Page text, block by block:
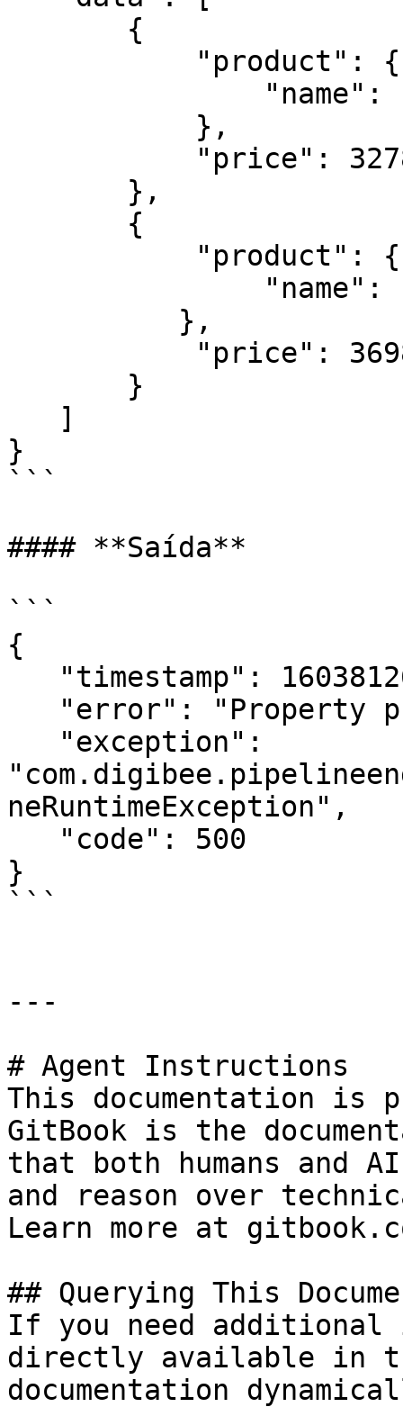
}
```
#### **Saída**
```
{
neRuntimeException",
}
```
---
# Agent Instructions
This documentation is
GitBook is the
that both humans and
and reason over
Learn more at
## Querying This
If you need
directly available in
documentation